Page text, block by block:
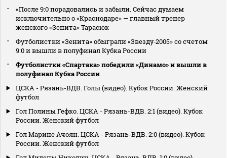
«После 9:0 порадовались и забыли. Сейчас думаем
исключительно о «Краснодаре» — главный тренер
женского «Зенита» Тарасюк
Футболистки «Зенита» обыграли «Звезду‑2005» со счетом
9:0 и вышли в полуфинал Кубка России
Футболистки «Спартака» победили «Динамо» и вышли в
полуфинал Кубка России
ЦСКА - Рязань-ВДВ. Голы (видео). Кубок России. Женский
футбол
Гол Полины Гефко. ЦСКА - Рязань-ВДВ. 2:1 (видео). Кубок
России. Женский футбол
Гол Марине Ачоян. ЦСКА - Рязань-ВДВ. 2:0 (видео). Кубок
России. Женский футбол